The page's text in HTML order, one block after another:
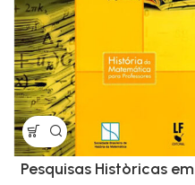
Pesquisas Històricas em